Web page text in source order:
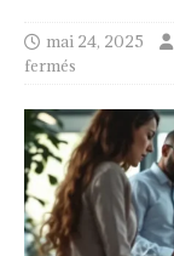
mai 24, 2025
fermés